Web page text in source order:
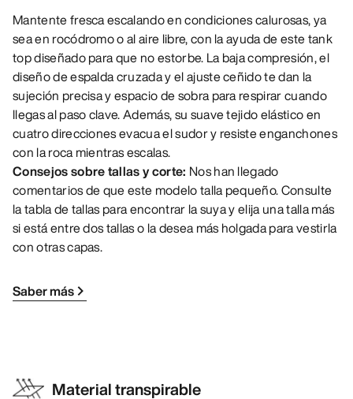
Mantente fresca escalando en condiciones calurosas, ya
sea en rocódromo o al aire libre, con la ayuda de este tank
top diseñado para que no estorbe. La baja compresión, el
diseño de espalda cruzada y el ajuste ceñido te dan la
sujeción precisa y espacio de sobra para respirar cuando
llegas al paso clave. Además, su suave tejido elástico en
cuatro direcciones evacua el sudor y resiste enganchones
con la roca mientras escalas.
Consejos sobre tallas y corte: Nos han llegado
comentarios de que este modelo talla pequeño. Consulte
la tabla de tallas para encontrar la suya y elija una talla más
si está entre dos tallas o la desea más holgada para vestirla
con otras capas.
Saber más
Material transpirable